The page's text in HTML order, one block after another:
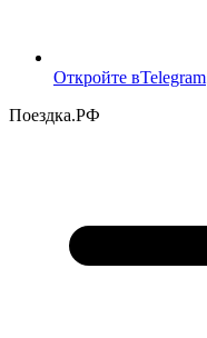
Откройте вTelegram
Поездка.РФ